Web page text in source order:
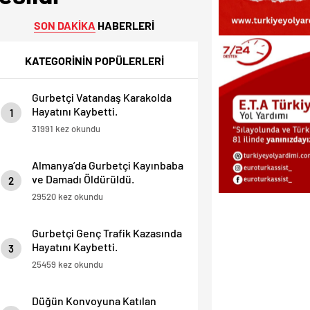
SON DAKİKA HABERLERİ
KATEGORİNİN POPÜLERLERİ
1
Gurbetçi Vatandaş Karakolda
Hayatını Kaybetti.
31991 kez okundu
2
Almanya’da Gurbetçi Kayınbaba
ve Damadı Öldürüldü.
29520 kez okundu
3
Gurbetçi Genç Trafik Kazasında
Hayatını Kaybetti.
25459 kez okundu
Düğün Konvoyuna Katılan